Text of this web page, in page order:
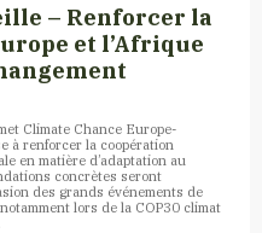
– Renforcer la
et l’Afrique
Climate Chance Europe-
à renforcer la coopération
en matière d’adaptation au
concrètes seront
des grands événements de
lors de la COP30 climat